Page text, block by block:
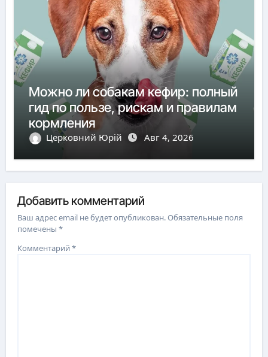
Можно ли собакам кефир: полный
гид по пользе, рискам и правилам
кормления
Церковний Юрій Авг 4, 2026
Добавить комментарий
Ваш адрес email не будет опубликован.Обязательные поля
помечены*
Комментарий*